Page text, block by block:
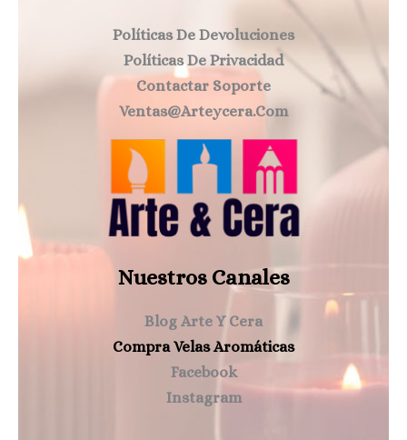
Políticas De Devoluciones
Políticas De Privacidad
Contactar Soporte
Ventas@arteycera.com
Nuestros Canales
Blog Arte Y Cera
Compra Velas Aromáticas
Facebook
Instagram